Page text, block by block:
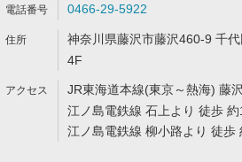
0466-29-5922
神奈川県藤沢市藤沢460-9 千
4F
JR東海道本線(東京～熱海) 藤
江ノ島電鉄線 石上より 徒歩
江ノ島電鉄線 柳小路より 徒歩